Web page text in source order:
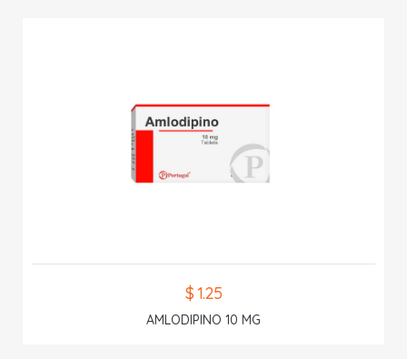
$ 1.25
AMLODIPINO 10 MG